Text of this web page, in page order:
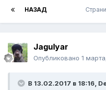
НАЗАД
Jagulyar
Опубликовано 1
В 13.02.2017 в 18:16,